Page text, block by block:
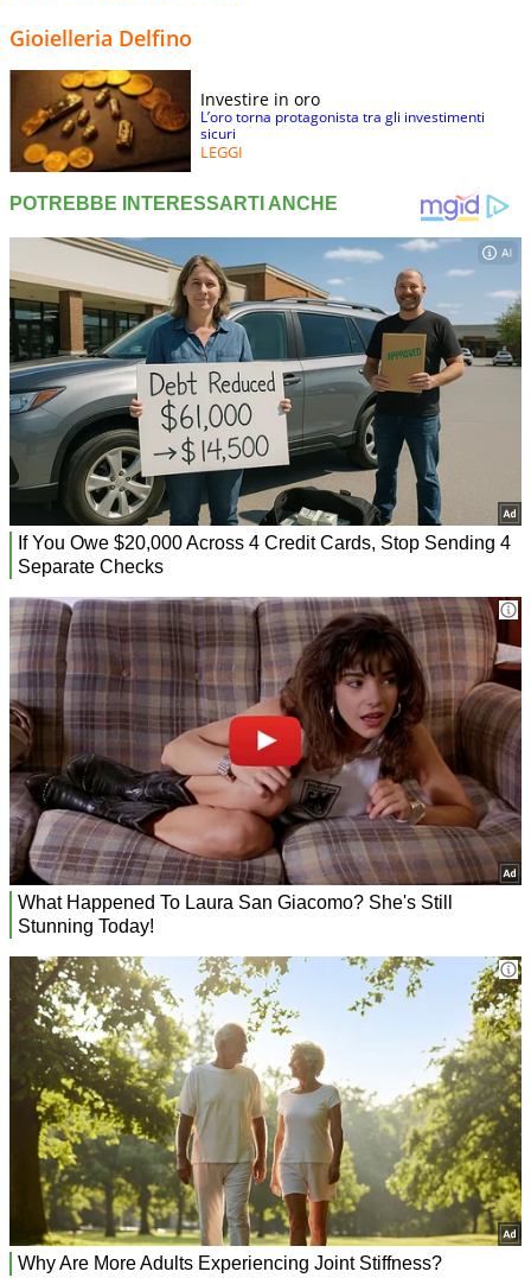
Gioielleria Delfino
Investire in oro
L’oro torna protagonista tra gli investimenti
sicuri
LEGGI